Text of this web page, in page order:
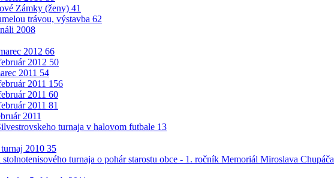
Zámky (ženy) 41
trávou, výstavba 62
2008
2012 66
2012 50
2011 54
2011 156
2011 60
2011 81
2011
turnaja v halovom futbale 13
2010 35
turnaja o pohár starostu obce - 1. ročník Memoriál Miroslava Chupáča